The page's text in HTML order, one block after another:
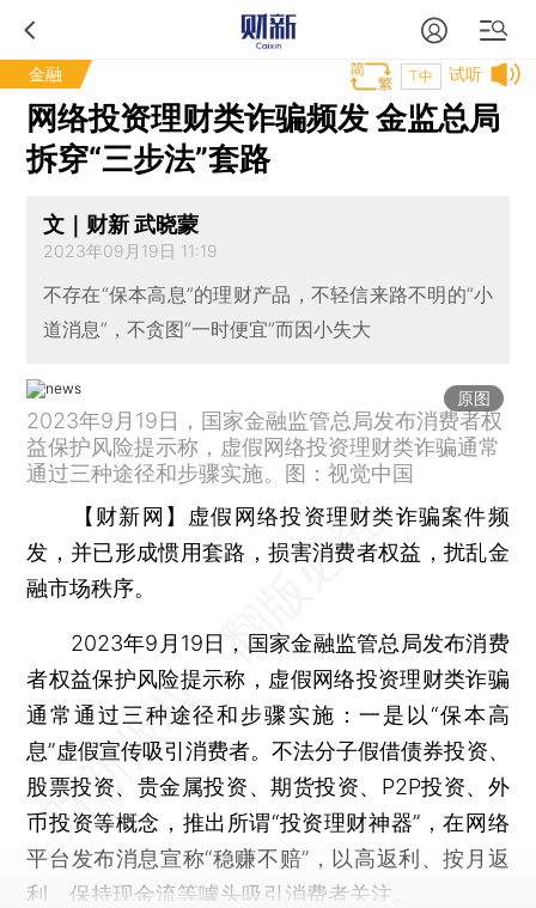
金融 试听
T中
网络投资理财类诈骗频发 金监总局
拆穿“三步法”套路
文｜财新 武晓蒙
2023年09月19日 11:19
不存在“保本高息”的理财产品，不轻信来路不明的“小
道消息”，不贪图“一时便宜”而因小失大
原图
2023年9月19日，国家金融监管总局发布消费者权
益保护风险提示称，虚假网络投资理财类诈骗通常
通过三种途径和步骤实施。图：视觉中国
【财新网】 虚假网络投资理财类诈骗案件频
发，并已形成惯用套路，损害消费者权益，扰乱金
融市场秩序。
2023年9月19日，国家金融监管总局发布消费
者权益保护风险提示称，虚假网络投资理财类诈骗
通常通过三种途径和步骤实施：一是以“保本高
息”虚假宣传吸引消费者。不法分子假借债券投资、
股票投资、贵金属投资、期货投资、P2P投资、外
币投资等概念，推出所谓“投资理财神器”，在网络
平台发布消息宣称“稳赚不赔”，以高返利、按月返
利、保持现金流等噱头吸引消费者关注。